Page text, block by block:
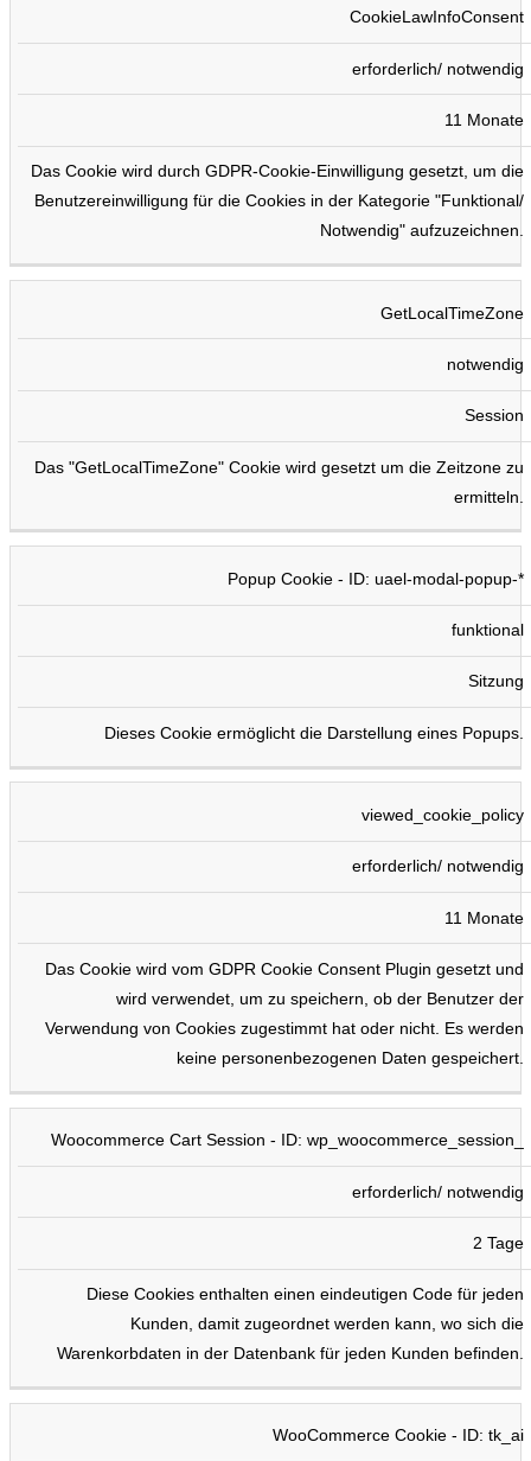
CookieLawInfoConsent
erforderlich/ notwendig
11 Monate
Das Cookie wird durch GDPR-Cookie-Einwilligung gesetzt, um die
Benutzereinwilligung für die Cookies in der Kategorie "Funktional/
Notwendig" aufzuzeichnen.
GetLocalTimeZone
notwendig
Session
Das "GetLocalTimeZone" Cookie wird gesetzt um die Zeitzone zu
ermitteln.
Popup Cookie - ID: uael-modal-popup-*
funktional
Sitzung
Dieses Cookie ermöglicht die Darstellung eines Popups.
viewed_cookie_policy
erforderlich/ notwendig
11 Monate
Das Cookie wird vom GDPR Cookie Consent Plugin gesetzt und
wird verwendet, um zu speichern, ob der Benutzer der
Verwendung von Cookies zugestimmt hat oder nicht. Es werden
keine personenbezogenen Daten gespeichert.
Woocommerce Cart Session - ID: wp_woocommerce_session_
erforderlich/ notwendig
2 Tage
Diese Cookies enthalten einen eindeutigen Code für jeden
Kunden, damit zugeordnet werden kann, wo sich die
Warenkorbdaten in der Datenbank für jeden Kunden befinden.
WooCommerce Cookie - ID: tk_ai